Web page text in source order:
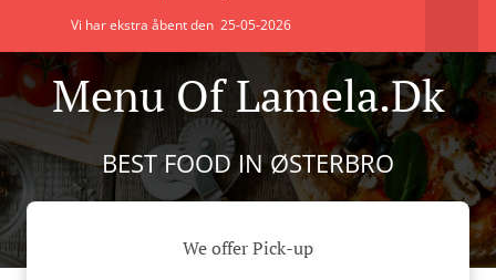
Vi har ekstra åbent den 25-05-2026
Menu Of Lamela.dk
BEST FOOD IN ØSTERBRO
We offer Pick-up